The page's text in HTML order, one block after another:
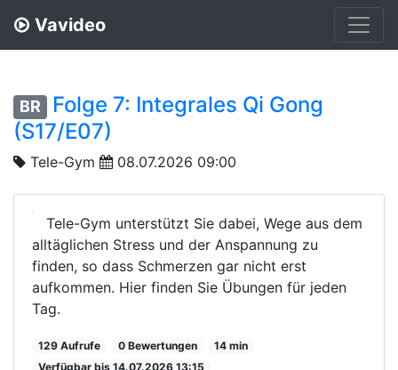
Vavideo
BR
Folge 7: Integrales Qi Gong
(S17/E07)
Tele-Gym 08.07.2026 09:00
Tele-Gym unterstützt Sie dabei, Wege aus dem
alltäglichen Stress und der Anspannung zu
finden, so dass Schmerzen gar nicht erst
aufkommen. Hier finden Sie Übungen für jeden
Tag.
129 Aufrufe 0 Bewertungen
14 min
Verfügbar bis 14.07.2026 13:15